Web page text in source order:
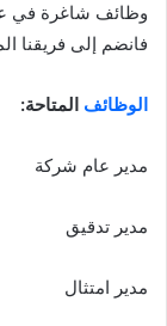
وظائف شاغرة في
فانضم إلى فريقنا
الوظائف المتاحة:
مدير عام شركة
مدير تدقيق
مدير امتثال